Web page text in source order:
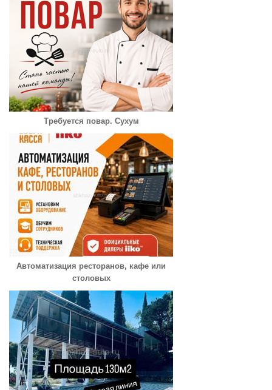
Требуется повар. Сухум
Автоматизация ресторанов, кафе или
столовых